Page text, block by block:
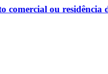
comercial ou residência